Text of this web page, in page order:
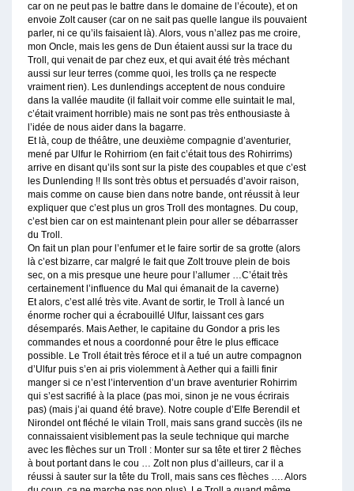
car on ne peut pas le battre dans le domaine de l’écoute), et on
envoie Zolt causer (car on ne sait pas quelle langue ils pouvaient
parler, ni ce qu’ils faisaient là). Alors, vous n’allez pas me croire,
mon Oncle, mais les gens de Dun étaient aussi sur la trace du
Troll, qui venait de par chez eux, et qui avait été très méchant
aussi sur leur terres (comme quoi, les trolls ça ne respecte
vraiment rien). Les dunlendings acceptent de nous conduire
dans la vallée maudite (il fallait voir comme elle suintait le mal,
c’était vraiment horrible) mais ne sont pas très enthousiaste à
l’idée de nous aider dans la bagarre.
Et là, coup de théâtre, une deuxième compagnie d’aventurier,
mené par Ulfur le Rohirriom (en fait c’était tous des Rohirrims)
arrive en disant qu’ils sont sur la piste des coupables et que c’est
les Dunlending !! Ils sont très obtus et persuadés d’avoir raison,
mais comme on cause bien dans notre bande, ont réussit à leur
expliquer que c’est plus un gros Troll des montagnes. Du coup,
c’est bien car on est maintenant plein pour aller se débarrasser
du Troll.
On fait un plan pour l’enfumer et le faire sortir de sa grotte (alors
là c’est bizarre, car malgré le fait que Zolt trouve plein de bois
sec, on a mis presque une heure pour l’allumer …C’était très
certainement l’influence du Mal qui émanait de la caverne)
Et alors, c’est allé très vite. Avant de sortir, le Troll à lancé un
énorme rocher qui a écrabouillé Ulfur, laissant ces gars
désemparés. Mais Aether, le capitaine du Gondor a pris les
commandes et nous a coordonné pour être le plus efficace
possible. Le Troll était très féroce et il a tué un autre compagnon
d’Ulfur puis s’en ai pris violemment à Aether qui a failli finir
manger si ce n’est l’intervention d’un brave aventurier Rohirrim
qui s’est sacrifié à la place (pas moi, sinon je ne vous écrirais
pas) (mais j’ai quand été brave). Notre couple d’Elfe Berendil et
Nirondel ont fléché le vilain Troll, mais sans grand succès (ils ne
connaissaient visiblement pas la seule technique qui marche
avec les flèches sur un Troll : Monter sur sa tête et tirer 2 flèches
à bout portant dans le cou … Zolt non plus d’ailleurs, car il a
réussi à sauter sur la tête du Troll, mais sans ces flèches …. Alors